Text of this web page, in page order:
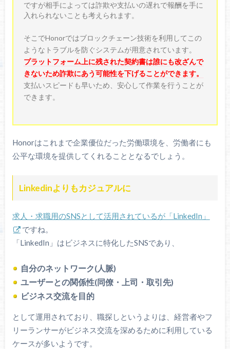
ですが相手によっては詐欺や支払いの遅れで報酬を手に
入れられないことも考えられます。
そこでHonorではブロックチェーン技術を利用してこの
ようなトラブルを防ぐシステムが用意されています。
プラットフォーム上に残された契約書は誰にも改ざんで
きないため詐欺にあう可能性を下げることができます。
支払いスピードも早いため、安心して作業を行うことが
できます。
Honorはこれまで企業優位だった労働環境を、労働者にも
公平な環境を提供してくれることとなるでしょう。
Linkedinよりもカジュアルに
求人・求職用のSNSとして活用されているが「LinkedIn」
ですね。
「LinkedIn」はビジネスに特化したSNSであり、
自分のネットワーク(人脈)
ユーザーとの関係性(同僚・上司・取引先)
ビジネス交流を目的
として運用されており、職探しというよりは、経営者やフ
リーランサーがビジネス交流を深めるために利用している
ケースが多いようです。